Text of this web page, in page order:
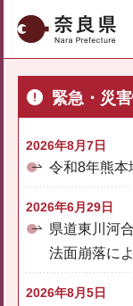
奈良県
緊急・災
2026年8月7日
令和8年熊本
2026年6月29日
県道東川河
法面崩落に
2026年8月5日